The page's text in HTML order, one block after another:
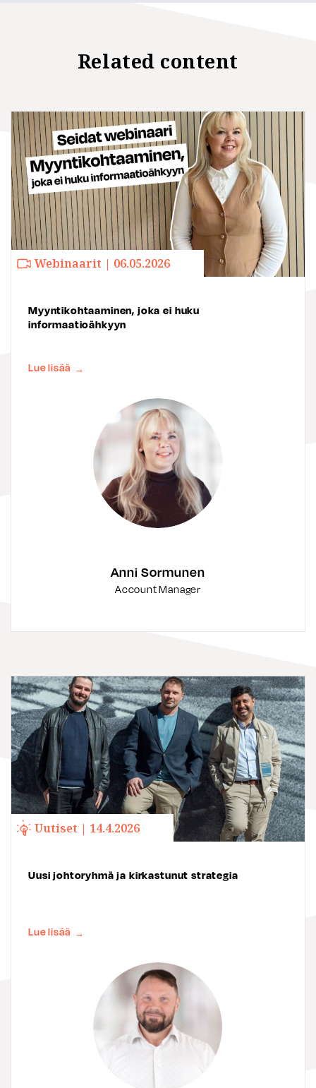
Related content
Webinaarit | 06.05.2026
Myyntikohtaaminen, joka ei huku
informaatioähkyyn
Lue lisää →
Anni Sormunen
Account Manager
Uutiset | 14.4.2026
Uusi johtoryhmä ja kirkastunut strategia
Lue lisää →